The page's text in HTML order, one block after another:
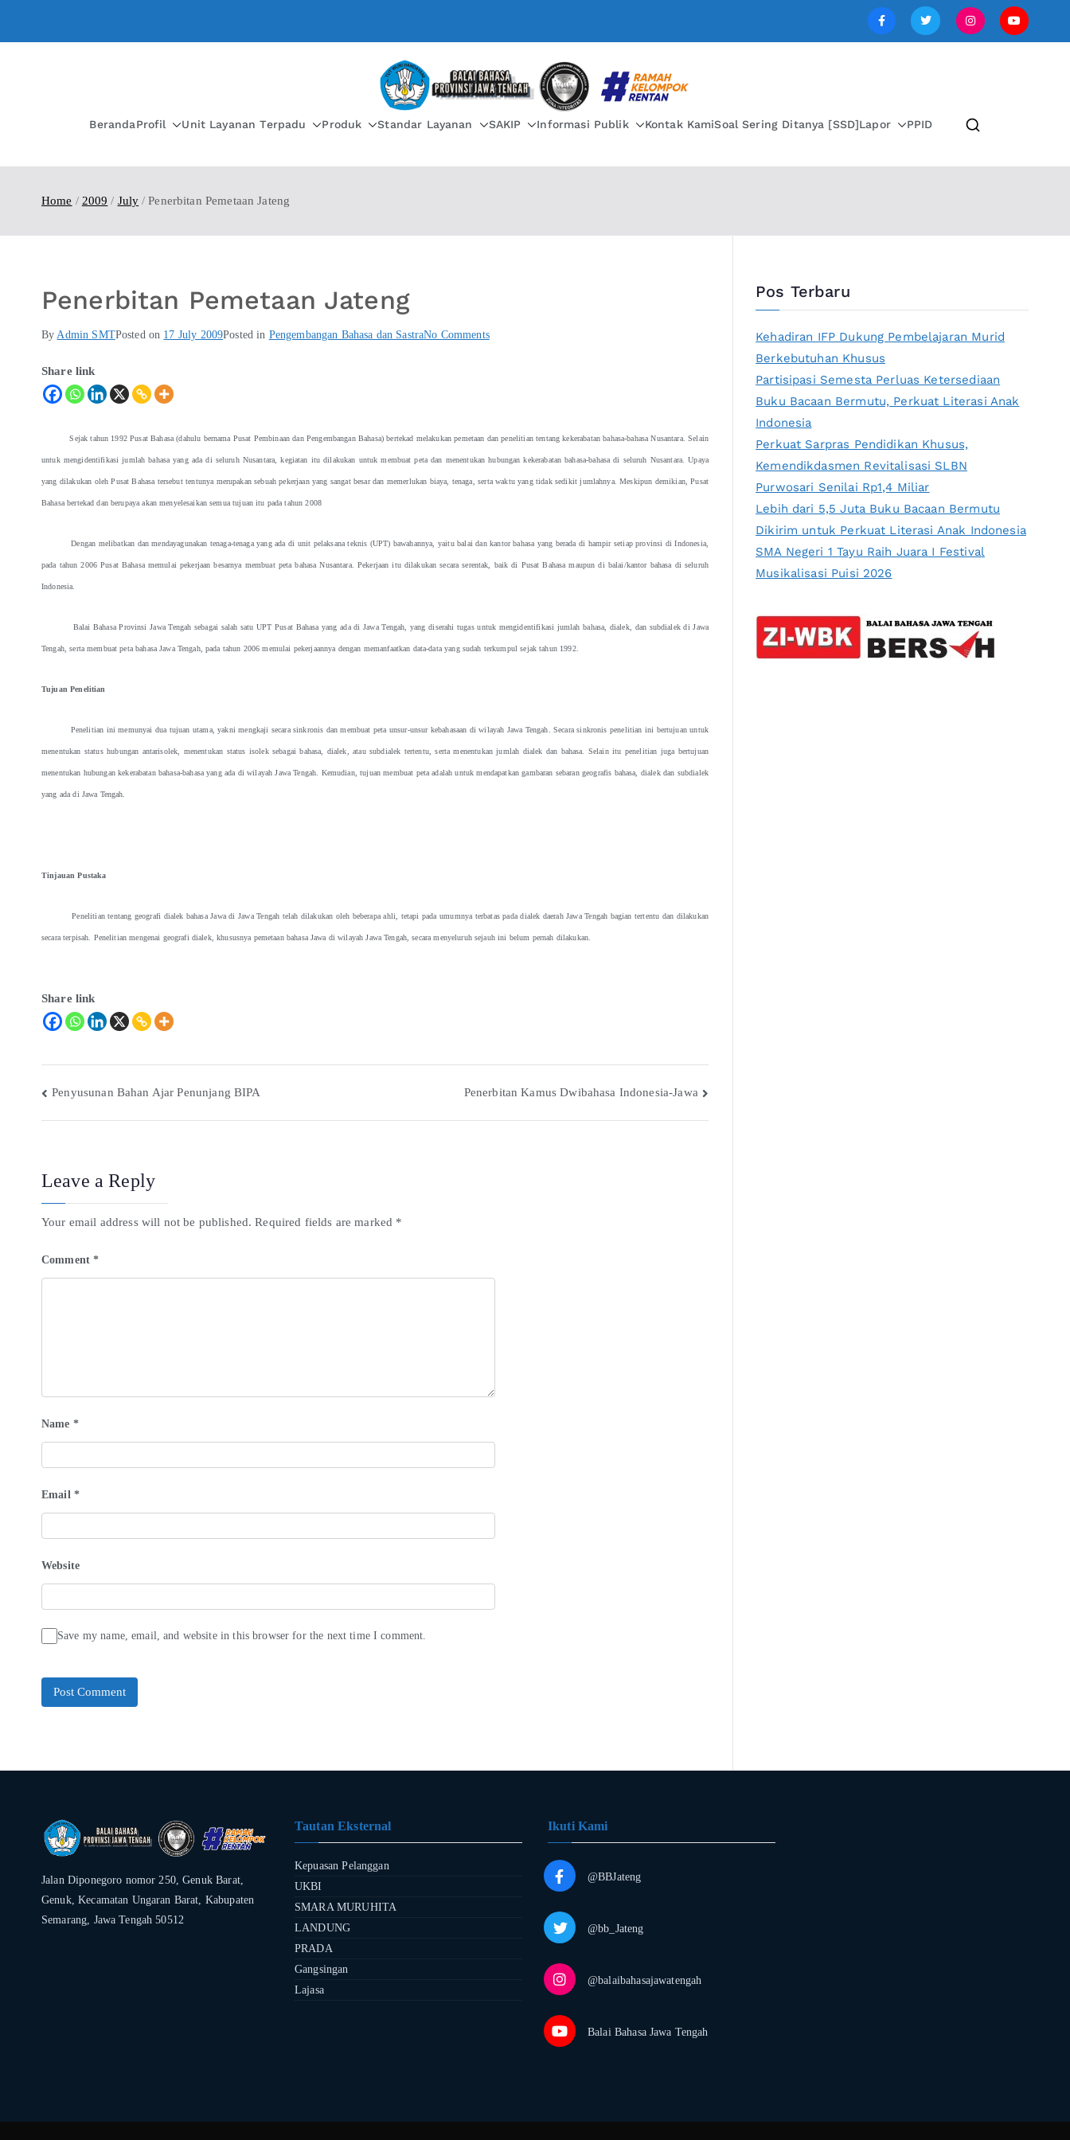
BALAI BAHASA PROVINSI JAWA TENGAH
BerandaProfil Unit Layanan Terpadu Produk Standar Layanan SAKIP Informasi Publik Kontak KamiSoal Sering Ditanya [SSD]Lapor PPID
Home 2009 July Penerbitan Pemetaan Jateng
Penerbitan Pemetaan Jateng
ByAdmin SMTPosted on 17 July 2009Posted in Pengembangan Bahasa dan SastraNo Comments
Share link
Sejak tahun 1992 Pusat Bahasa (dahulu bernama Pusat Pembinaan dan Pengembangan Bahasa) bertekad melakukan pemetaan dan penelitian tentang kekerabatan bahasa-bahasa Nusantara. Selain
untuk mengidentifikasi jumlah bahasa yang ada di seluruh Nusantara, kegiatan itu dilakukan untuk membuat peta dan menentukan hubungan kekerabatan bahasa-bahasa di seluruh Nusantara. Upaya
yang dilakukan oleh Pusat Bahasa tersebut tentunya merupakan sebuah pekerjaan yang sangat besar dan memerlukan biaya, tenaga, serta waktu yang tidak sedikit jumlahnya. Meskipun demikian, Pusat
Bahasa bertekad dan berupaya akan menyelesaikan semua tujuan itu pada tahun 2008
Dengan melibatkan dan mendayagunakan tenaga-tenaga yang ada di unit pelaksana teknis (UPT) bawahannya, yaitu balai dan kantor bahasa yang berada di hampir setiap provinsi di Indonesia,
pada tahun 2006 Pusat Bahasa memulai pekerjaan besarnya membuat peta bahasa Nusantara. Pekerjaan itu dilakukan secara serentak, baik di Pusat Bahasa maupun di balai/kantor bahasa di seluruh
Indonesia.
Balai Bahasa Provinsi Jawa Tengah sebagai salah satu UPT Pusat Bahasa yang ada di Jawa Tengah, yang diserahi tugas untuk mengidentifikasi jumlah bahasa, dialek, dan subdialek di Jawa
Tengah, serta membuat peta bahasa Jawa Tengah, pada tahun 2006 memulai pekerjaannya dengan memanfaatkan data-data yang sudah terkumpul sejak tahun 1992.
Tujuan Penelitian
Penelitian ini memunyai dua tujuan utama, yakni mengkaji secara sinkronis dan membuat peta unsur-unsur kebahasaan di wilayah Jawa Tengah. Secara sinkronis penelitian ini bertujuan untuk
menentukan status hubungan antarisolek, menentukan status isolek sebagai bahasa, dialek, atau subdialek tertentu, serta menentukan jumlah dialek dan bahasa. Selain itu penelitian juga bertujuan
menentukan hubungan kekerabatan bahasa-bahasa yang ada di wilayah Jawa Tengah. Kemudian, tujuan membuat peta adalah untuk mendapatkan gambaran sebaran geografis bahasa, dialek dan subdialek
yang ada di Jawa Tengah.
Tinjauan Pustaka
Penelitian tentang geografi dialek bahasa Jawa di Jawa Tengah telah dilakukan oleh beberapa ahli, tetapi pada umumnya terbatas pada dialek daerah Jawa Tengah bagian tertentu dan dilakukan
secara terpisah. Penelitian mengenai geografi dialek, khususnya pemetaan bahasa Jawa di wilayah Jawa Tengah, secara menyeluruh sejauh ini belum pernah dilakukan.
Share link
Penyusunan Bahan Ajar Penunjang BIPA Penerbitan Kamus Dwibahasa Indonesia-Jawa
Leave a Reply
Your email address will not be published. Required fields are marked *
Comment*
Name *
Email *
Website
Save my name, email, and website in this browser for the next time I comment.
Pos Terbaru
Kehadiran IFP Dukung Pembelajaran Murid
Berkebutuhan Khusus
Partisipasi Semesta Perluas Ketersediaan
Buku Bacaan Bermutu, Perkuat Literasi Anak
Indonesia
Perkuat Sarpras Pendidikan Khusus,
Kemendikdasmen Revitalisasi SLBN
Purwosari Senilai Rp1,4 Miliar
Lebih dari 5,5 Juta Buku Bacaan Bermutu
Dikirim untuk Perkuat Literasi Anak Indonesia
SMA Negeri 1 Tayu Raih Juara I Festival
Musikalisasi Puisi 2026
Jalan Diponegoro nomor 250, Genuk Barat,
Genuk, Kecamatan Ungaran Barat, Kabupaten
Semarang, Jawa Tengah 50512
Tautan Eksternal
Kepuasan Pelanggan
UKBI
SMARA MURUHITA
LANDUNG
PRADA
Gangsingan
Lajasa
Ikuti Kami
@BBJateng
@bb_Jateng
@balaibahasajawatengah
Balai Bahasa Jawa Tengah